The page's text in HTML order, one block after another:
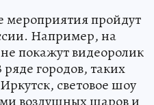
пройдут
Например, на
покажут видеоролик
городов, таких
световое шоу